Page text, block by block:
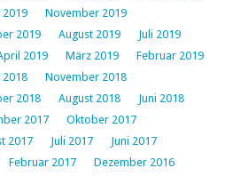
November 2019
2019 August 2019
Juli 2019
2019 März 2019
Februar 2019
November 2018
2018 August 2018
Juni 2018
2017
Oktober 2017
2017 Juli 2017
Juni 2017
Februar 2017
Dezember 2016